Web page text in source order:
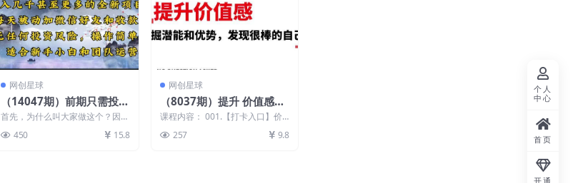
网创星球
（14047期）前期只需投资
10元加入，日入几千甚至
更多的全新项目。每天被动
加微信好…
首先，为什么叫大家做这个？因为
流量是最要的一环，比...
450 15.8
网创星球
（8037期）提升 价值感，
挖掘潜能和优势，发现很棒
课程内容： 001.【打卡入口】价
和优势-图文_转...
257 9.8
个人
中心
首页
开通